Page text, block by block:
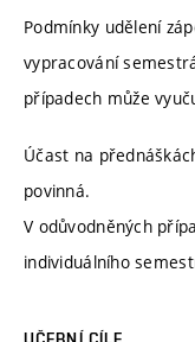
Podmínky udělení
vypracování
případech může
Účast na
povinná.
V odůvodněných
individuálního